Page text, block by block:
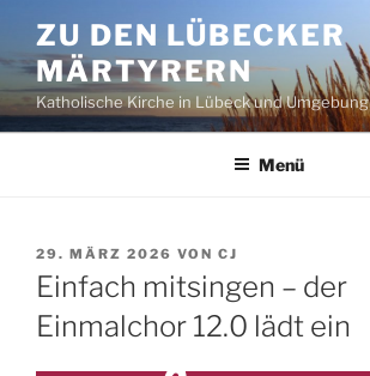
Inhalt
springen
ZU DEN LÜBECKER
MÄRTYRERN
Katholische Kirche in Lübeck und Umgebung
Menü
VERÖFFENTLICHT
AM
29. MÄRZ 2026 VON CJ
Einfach mitsingen – der
Einmalchor 12.0 lädt ein